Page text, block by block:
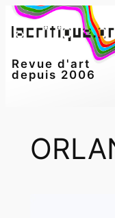
Aller
au
Revue d'art
depuis 2006